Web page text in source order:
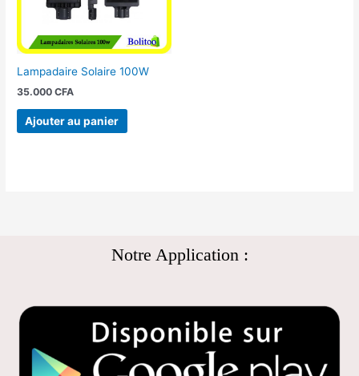
Lampadaire Solaire 100W
35.000CFA
Ajouter au panier
Notre Application :